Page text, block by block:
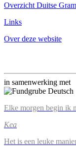
Overzicht Duitse
Links
Over deze website
in samenwerking met
Elke morgen begin ik
Kea
Het is een leuke